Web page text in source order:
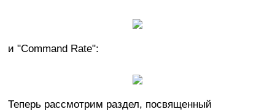
и "Command Rate":
Теперь рассмотрим раздел, посвященный